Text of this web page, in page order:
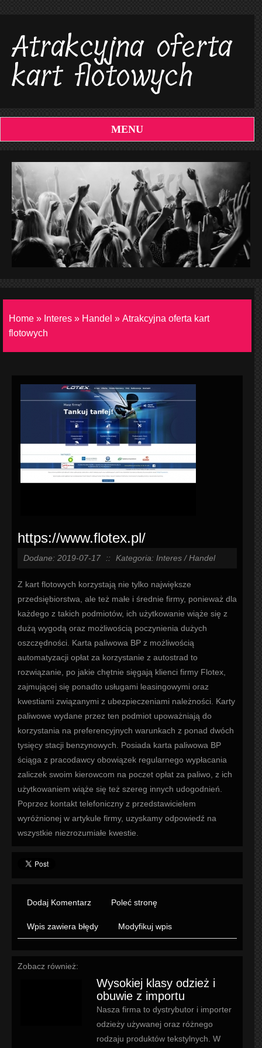
Atrakcyjna oferta
kart flotowych
MENU
Home » Interes » Handel » Atrakcyjna oferta kart
flotowych
https://www.flotex.pl/
Dodane: 2019-07-17 :: Kategoria: Interes / Handel
Z kart flotowych korzystają nie tylko największe
przedsiębiorstwa, ale też małe i średnie firmy, ponieważ dla
każdego z takich podmiotów, ich użytkowanie wiąże się z
dużą wygodą oraz możliwością poczynienia dużych
oszczędności. Karta paliwowa BP z możliwością
automatyzacji opłat za korzystanie z autostrad to
rozwiązanie, po jakie chętnie sięgają klienci firmy Flotex,
zajmującej się ponadto usługami leasingowymi oraz
kwestiami związanymi z ubezpieczeniami należności. Karty
paliwowe wydane przez ten podmiot upoważniają do
korzystania na preferencyjnych warunkach z ponad dwóch
tysięcy stacji benzynowych. Posiada karta paliwowa BP
ściąga z pracodawcy obowiązek regularnego wypłacania
zaliczek swoim kierowcom na poczet opłat za paliwo, z ich
użytkowaniem wiąże się też szereg innych udogodnień.
Poprzez kontakt telefoniczny z przedstawicielem
wyróżnionej w artykule firmy, uzyskamy odpowiedź na
wszystkie niezrozumiałe kwestie.
Dodaj Komentarz Poleć stronę
Wpis zawiera błędy Modyfikuj wpis
Zobacz również:
Wysokiej klasy odzież i
obuwie z importu
Nasza firma to dystrybutor i importer
odzieży używanej oraz różnego
rodzaju produktów tekstylnych. W